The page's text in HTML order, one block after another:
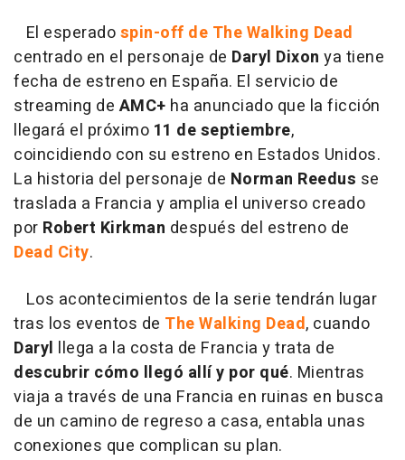
El esperadospin-off de The Walking Dead
centrado en el personaje de Daryl Dixon ya tiene
fecha de estreno en España. El servicio de
streaming de AMC+ ha anunciado que la ficción
llegará el próximo 11 de septiembre,
coincidiendo con su estreno en Estados Unidos.
La historia del personaje de Norman Reedus se
traslada a Francia y amplia el universo creado
por Robert Kirkman después del estreno de
Dead City.
Los acontecimientos de la serie tendrán lugar
tras los eventos de The Walking Dead, cuando
Daryl llega a la costa de Francia y trata de
descubrir cómo llegó allí y por qué. Mientras
viaja a través de una Francia en ruinas en busca
de un camino de regreso a casa, entabla unas
conexiones que complican su plan.